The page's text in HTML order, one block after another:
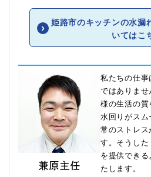
姫路市のキッチンの水漏
いてはこ
私たちの仕事
ではありませ
様の生活の質
水回りがスム
常のストレス
す。そうした
を提供でき
たします。